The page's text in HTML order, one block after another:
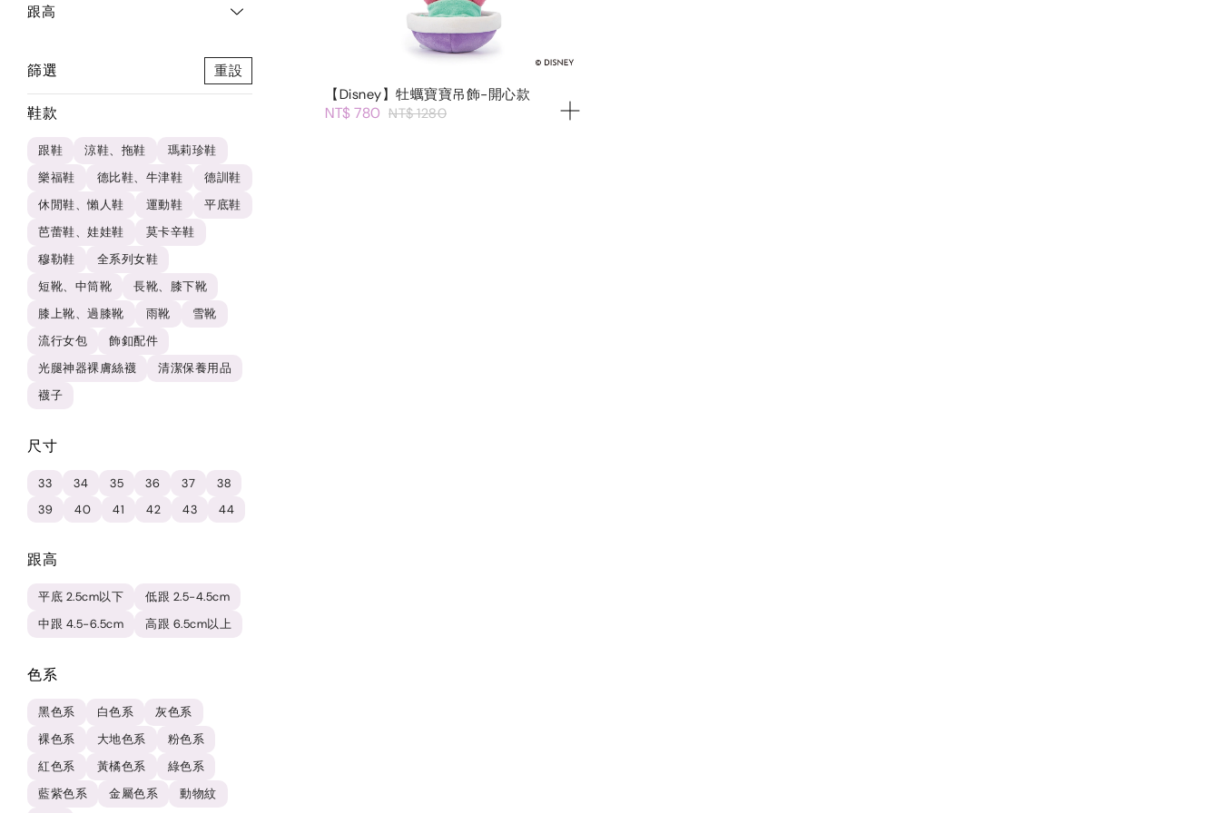
跟高
篩選 重設
鞋款
跟鞋 涼鞋、拖鞋
瑪莉珍鞋
樂福鞋
德比鞋、牛津鞋
德訓鞋
休閒鞋、懶人鞋
運動鞋
平底鞋
芭蕾鞋、娃娃鞋
莫卡辛鞋
穆勒鞋
全系列女鞋
短靴、中筒靴
長靴、膝下靴
膝上靴、過膝靴
雨靴
雪靴
流行女包
飾釦配件
光腿神器裸膚絲襪
清潔保養用品
襪子
尺寸
33 34 35 36 37
38
39
40 41 42 43 44
跟高
平底 2.5cm以下
低跟 2.5-4.5cm
中跟 4.5-6.5cm
高跟 6.5cm以上
色系
黑色系 白色系
灰色系
裸色系
大地色系
粉色系
紅色系
黃橘色系
綠色系
藍紫色系
金屬色系 動物紋
【Disney】牡蠣寶寶吊飾-開心款
NT$ 780 NT$ 1280